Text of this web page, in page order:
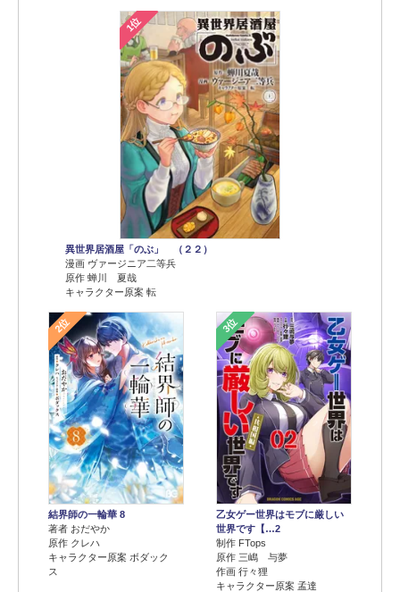
1位
異世界居酒屋「のぶ」 （２２）
漫画 ヴァージニア二等兵
原作 蝉川 夏哉
キャラクター原案 転
2位
結界師の一輪華 8
著者 おだやか
原作 クレハ
キャラクター原案 ボダック
ス
3位
乙女ゲー世界はモブに厳しい
世界です【…2
制作 FTops
原作 三嶋 与夢
作画 行々狸
キャラクター原案 孟達